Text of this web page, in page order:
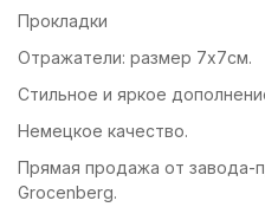
Прокладки
Отражатели: размер 7x7см.
Стильное и яркое
Немецкое качество.
Прямая продажа от завода-
Grocenberg.